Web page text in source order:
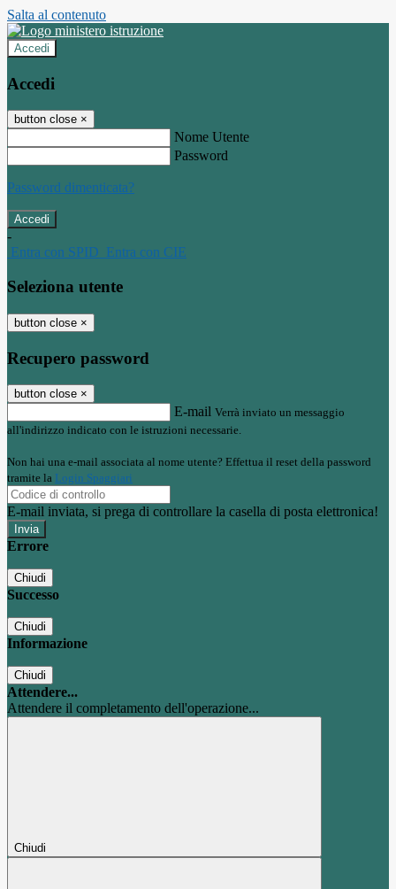
Salta al contenuto
Accedi
Accedi
button close ×
Nome Utente
Password
Password dimenticata?
-
Entra con SPID Entra con CIE
Seleziona utente
button close ×
Recupero password
button close ×
E-mail Verrà inviato un messaggio
all'indirizzo indicato con le istruzioni necessarie.
Non hai una e-mail associata al nome utente? Effettua il reset della password
tramite la Login Spaggiari
E-mail inviata, si prega di controllare la casella di posta elettronica!
Errore
Chiudi
Successo
Chiudi
Informazione
Chiudi
Attendere...
Attendere il completamento dell'operazione...
Chiudi